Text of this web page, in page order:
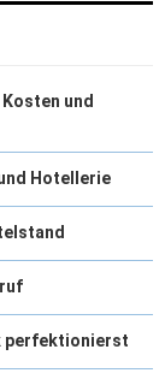
und
Hotellerie
perfektionierst